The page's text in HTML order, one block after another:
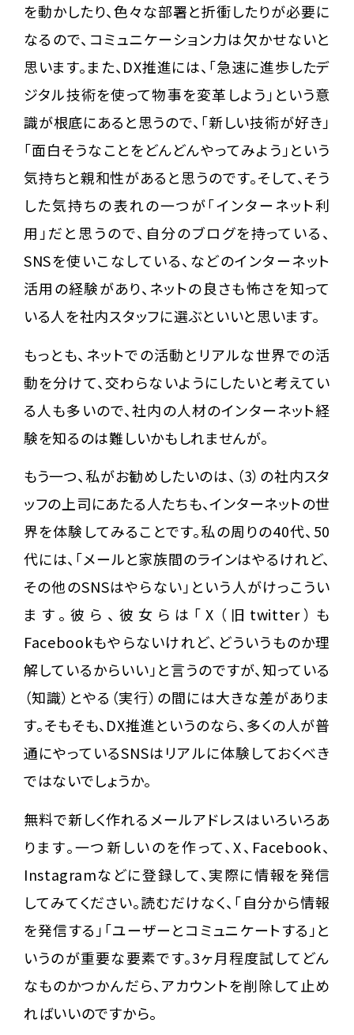
を動かしたり、色々な部署と折衝したりが必要に
なるので、コミュニケーション力は欠かせないと
思います。また、DX推進には、「急速に進歩したデ
ジタル技術を使って物事を変革しよう」という意
識が根底にあると思うので、「新しい技術が好き」
「面白そうなことをどんどんやってみよう」という
気持ちと親和性があると思うのです。そして、そう
した気持ちの表れの一つが「インターネット利
用」だと思うので、自分のブログを持っている、
SNSを使いこなしている、などのインターネット
活用の経験があり、ネットの良さも怖さを知って
いる人を社内スタッフに選ぶといいと思います。
もっとも、ネットでの活動とリアルな世界での活
動を分けて、交わらないようにしたいと考えてい
る人も多いので、社内の人材のインターネット経
験を知るのは難しいかもしれませんが。
もう一つ、私がお勧めしたいのは、（3）の社内スタ
ッフの上司にあたる人たちも、インターネットの世
界を体験してみることです。私の周りの40代、50
代には、「メールと家族間のラインはやるけれど、
その他のSNSはやらない」という人がけっこうい
ます。彼ら、彼女らは「X（旧twitter）も
Facebookもやらないけれど、どういうものか理
解しているからいい」と言うのですが、知っている
（知識）とやる（実行）の間には大きな差がありま
す。そもそも、DX推進というのなら、多くの人が普
通にやっているSNSはリアルに体験しておくべき
ではないでしょうか。
無料で新しく作れるメールアドレスはいろいろあ
ります。一つ新しいのを作って、X、Facebook、
Instagramなどに登録して、実際に情報を発信
してみてください。読むだけなく、「自分から情報
を発信する」「ユーザーとコミュニケートする」と
いうのが重要な要素です。3ヶ月程度試してどん
なものかつかんだら、アカウントを削除して止め
ればいいのですから。